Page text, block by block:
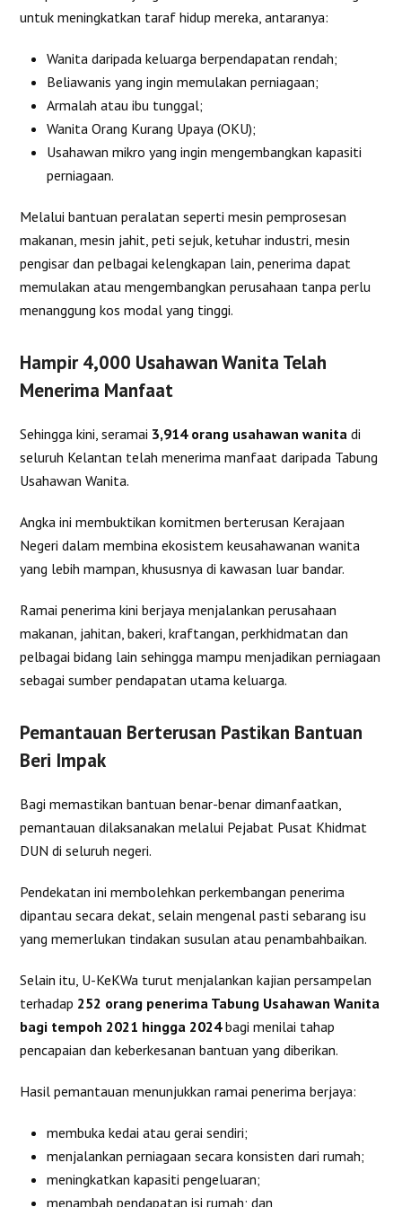
untuk meningkatkan taraf hidup mereka, antaranya:
Wanita daripada keluarga berpendapatan rendah;
Beliawanis yang ingin memulakan perniagaan;
Armalah atau ibu tunggal;
Wanita Orang Kurang Upaya (OKU);
Usahawan mikro yang ingin mengembangkan kapasiti
perniagaan.
Melalui bantuan peralatan seperti mesin pemprosesan
makanan, mesin jahit, peti sejuk, ketuhar industri, mesin
pengisar dan pelbagai kelengkapan lain, penerima dapat
memulakan atau mengembangkan perusahaan tanpa perlu
menanggung kos modal yang tinggi.
Hampir 4,000 Usahawan Wanita Telah
Menerima Manfaat
Sehingga kini, seramai 3,914 orang usahawan wanita di
seluruh Kelantan telah menerima manfaat daripada Tabung
Usahawan Wanita.
Angka ini membuktikan komitmen berterusan Kerajaan
Negeri dalam membina ekosistem keusahawanan wanita
yang lebih mampan, khususnya di kawasan luar bandar.
Ramai penerima kini berjaya menjalankan perusahaan
makanan, jahitan, bakeri, kraftangan, perkhidmatan dan
pelbagai bidang lain sehingga mampu menjadikan perniagaan
sebagai sumber pendapatan utama keluarga.
Pemantauan Berterusan Pastikan Bantuan
Beri Impak
Bagi memastikan bantuan benar-benar dimanfaatkan,
pemantauan dilaksanakan melalui Pejabat Pusat Khidmat
DUN di seluruh negeri.
Pendekatan ini membolehkan perkembangan penerima
dipantau secara dekat, selain mengenal pasti sebarang isu
yang memerlukan tindakan susulan atau penambahbaikan.
Selain itu, U-KeKWa turut menjalankan kajian persampelan
terhadap 252 orang penerima Tabung Usahawan Wanita
bagi tempoh 2021 hingga 2024bagi menilai tahap
pencapaian dan keberkesanan bantuan yang diberikan.
Hasil pemantauan menunjukkan ramai penerima berjaya:
membuka kedai atau gerai sendiri;
menjalankan perniagaan secara konsisten dari rumah;
meningkatkan kapasiti pengeluaran;
menambah pendapatan isi rumah; dan